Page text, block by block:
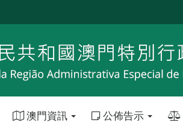
澳門資訊 公佈告示